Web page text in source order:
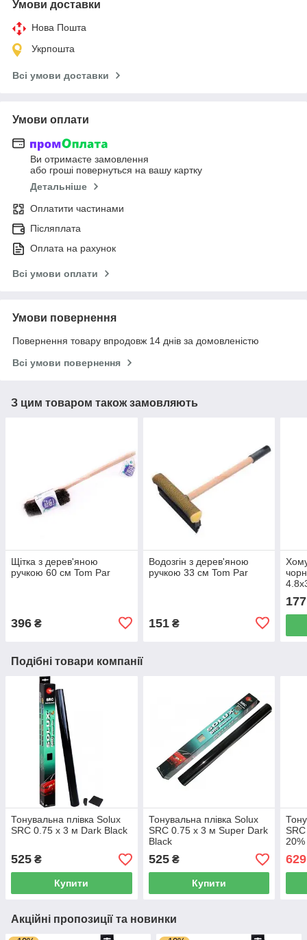
Умови доставки
Нова Пошта
Укрпошта
Всі умови доставки
Умови оплати
Ви отримаєте замовлення
або гроші повернуться на вашу картку
Детальніше
Оплатити частинами
Післяплата
Оплата на рахунок
Всі умови оплати
Умови повернення
Повернення товару впродовж 14 днів за домовленістю
Всі умови повернення
З цим товаром також замовляють
Щітка з дерев'яною
ручкою 60 см Tom Par
396 ₴
Водозгін з дерев'яною
ручкою 33 см Tom Par
151₴
177
Подібні товари компанії
Тонувальна плівка Solux
SRC 0.75 х 3 м Dark Black
525 ₴
Купити
Тонувальна плівка Solux
SRC 0.75 х 3 м Super Dark
Black
525₴
Купити
20%
629
Акційні пропозиції та новинки